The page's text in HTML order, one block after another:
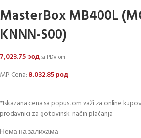
MasterBox MB400L
KNNN-S00)
7,028.75рсдsa PDV-om
MP Cena: 8,032.85рсд
*Iskazana cena sa popustom važi za online
prodavnici za gotovinski način plaćanja.
Нема на залихама